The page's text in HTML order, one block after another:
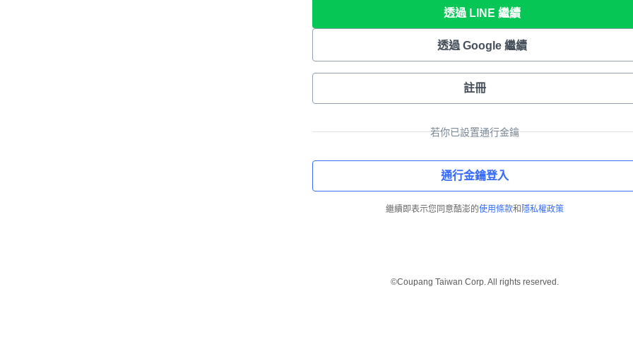
透過 LINE 繼續
透過 Google 繼續
註冊
若你已設置通行金鑰
通行金鑰登入
繼續即表示您同意酷澎的使用條款和 隱私權政策
©Coupang Taiwan Corp. All rights reserved.